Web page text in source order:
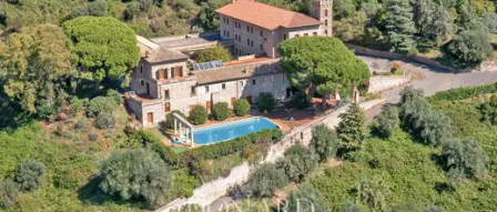
cultural e buscavam inspiração em suas obras de arte,
monumentos e paisagens. A localização privilegiada do
hotelpermite que se desfrute dessa tranquilidade
estando a menos de uma hora de distância das
atrações culturais e artísticas deRoma.
A propriedade tem raízes profundas, com uma história